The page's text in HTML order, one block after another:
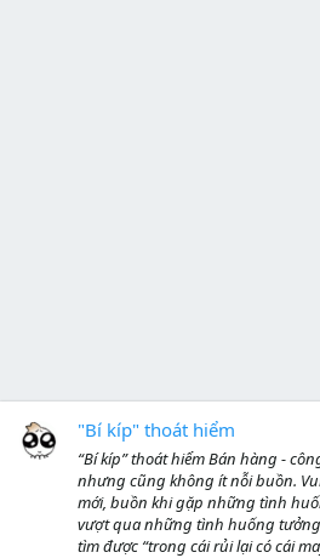
"Bí kíp" thoát hiểm
“Bí kíp” thoát hiểm Bán hàng -
nhưng cũng không ít nỗi buồn.
mới, buồn khi gặp những tình
vượt qua những tình huống
tìm được “trong cái rủi lại có cái